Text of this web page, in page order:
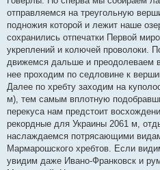
отправляемся на треугольную
подножия которой и лежит наше
сохранились отпечатки Первой
укреплений и колючей проволоки.
движемся дальше и преодолеваем
нее проходим по седловине к
Далее по хребту заходим на
м), тем самым вплотную
перекуса нам предстоит
рекордные для Украины 2061 м,
наслаждаемся потрясающими
Мармарошского хребтов. Если
увидим даже Ивано-Франковск и